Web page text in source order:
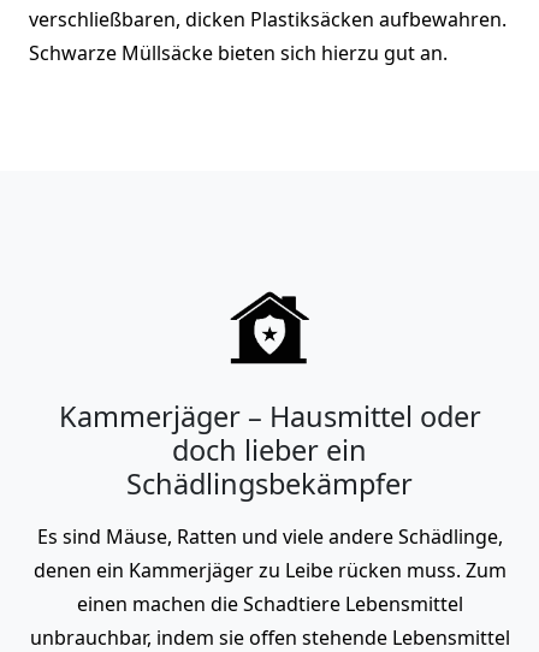
verschließbaren, dicken Plastiksäcken aufbewahren.
Schwarze Müllsäcke bieten sich hierzu gut an.
Kammerjäger – Hausmittel oder
doch lieber ein
Schädlingsbekämpfer
Es sind Mäuse, Ratten und viele andere Schädlinge,
denen ein Kammerjäger zu Leibe rücken muss. Zum
einen machen die Schadtiere Lebensmittel
unbrauchbar, indem sie offen stehende Lebensmittel